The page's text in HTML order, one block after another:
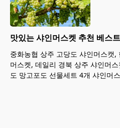
맛있는 샤인머스켓 추천 베스트
중화농협 상주 고당도 샤인머스캣,
머스켓, 데일리 경북 상주 샤인머
도 망고포도 선물세트 4개 샤인머